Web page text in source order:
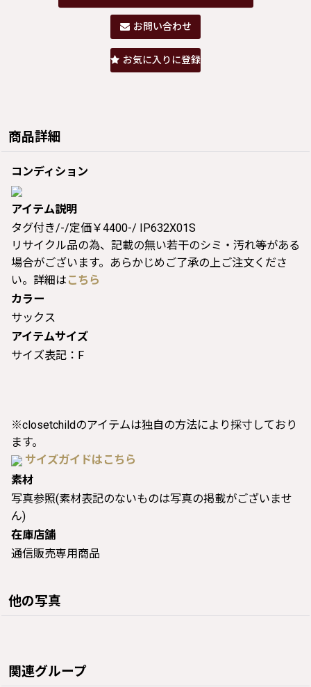
お問い合わせ
お気に入りに登録
商品詳細
コンディション
アイテム説明
タグ付き/-/定価￥4400-/ IP632X01S
リサイクル品の為、記載の無い若干のシミ・汚れ等がある
場合がございます。あらかじめご了承の上ご注文くださ
い。詳細は こちら
カラー
サックス
アイテムサイズ
サイズ表記：F
※closetchildのアイテムは独自の方法により採寸しており
ます。
サイズガイドはこちら
素材
写真参照(素材表記のないものは写真の掲載がございませ
ん)
在庫店舗
通信販売専用商品
他の写真
関連グループ